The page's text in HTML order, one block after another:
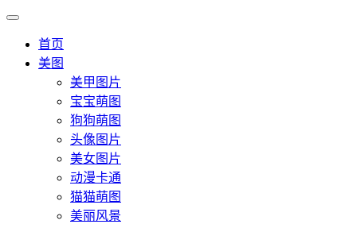
首页
美图
美甲图片
宝宝萌图
狗狗萌图
头像图片
美女图片
动漫卡通
猫猫萌图
美丽风景